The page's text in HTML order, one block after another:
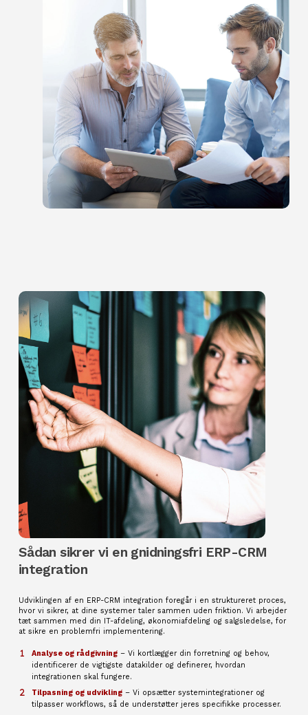
Sådan sikrer vi en gnidningsfri ERP-CRM
integration
Udviklingen af en ERP-CRM integration foregår i en struktureret proces,
hvor vi sikrer, at dine systemer taler sammen uden friktion. Vi arbejder
tæt sammen med din IT-afdeling, økonomiafdeling og salgsledelse, for
at sikre en problemfri implementering.
Analyse og rådgivning – Vi kortlægger din forretning og behov,
identificerer de vigtigste datakilder og definerer, hvordan
integrationen skal fungere.
Tilpasning og udvikling – Vi opsætter systemintegrationer og
tilpasser workflows, så de understøtter jeres specifikke processer.